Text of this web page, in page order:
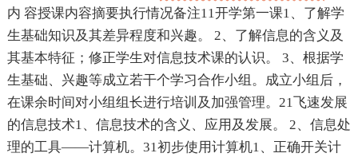
内 容授课内容摘要执行情况备注11开学第一课1、了解学
生基础知识及其差异程度和兴趣。 2、了解信息的含义及
其基本特征；修正学生对信息技术课的认识。 3、根据学
生基础、兴趣等成立若干个学习合作小组。成立小组后，
在课余时间对小组组长进行培训及加强管理。21飞速发展
的信息技术1、信息技术的含义、应用及发展。 2、信息处
理的工具——计算机。31初步使用计算机1、正确开关计